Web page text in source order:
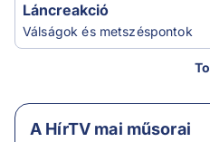
Láncreakció
Válságok és metszéspontok
A HírTV mai műsorai